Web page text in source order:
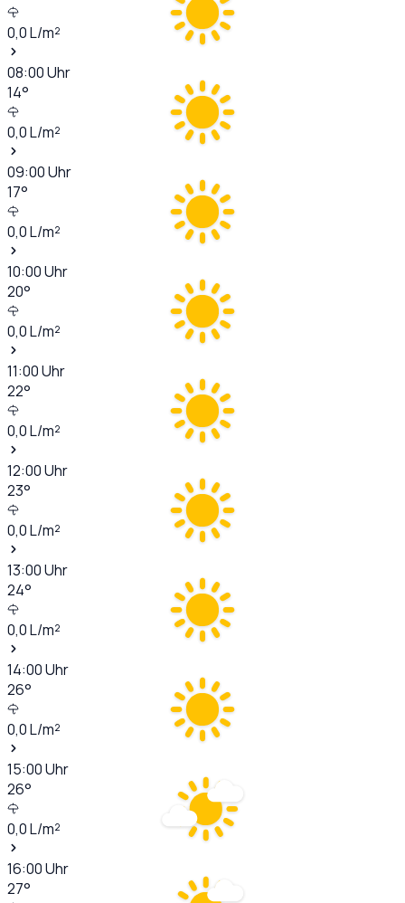
0,0L/m²
08:00Uhr
14°
0,0L/m²
09:00Uhr
17°
0,0L/m²
10:00Uhr
20°
0,0L/m²
11:00Uhr
22°
0,0L/m²
12:00Uhr
23°
0,0L/m²
13:00Uhr
24°
0,0L/m²
14:00Uhr
26°
0,0L/m²
15:00Uhr
26°
0,0L/m²
16:00Uhr
27°